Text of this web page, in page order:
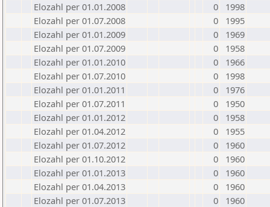
Elozahl per 01.01.2008
0
1998
Elozahl per 01.07.2008
0
1995
Elozahl per 01.01.2009
0
1969
Elozahl per 01.07.2009
0
1958
Elozahl per 01.01.2010
0
1966
Elozahl per 01.07.2010
0
1998
Elozahl per 01.01.2011
0
1976
Elozahl per 01.07.2011
0
1950
Elozahl per 01.01.2012
0
1958
Elozahl per 01.04.2012
0
1955
Elozahl per 01.07.2012
0
1960
Elozahl per 01.10.2012
0
1960
Elozahl per 01.01.2013
0
1960
Elozahl per 01.04.2013
0
1960
Elozahl per 01.07.2013
0
1960